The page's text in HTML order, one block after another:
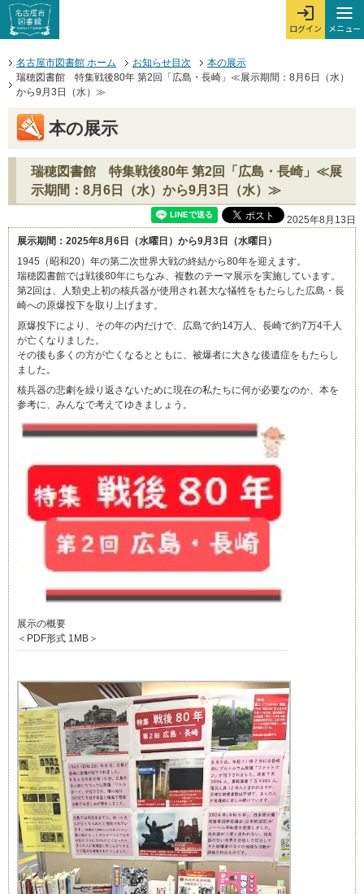
ページの先頭です。
本文へジャンプする。
ここからサイト内共通メニューです。
サイト内共通メニューをスキップする
ログイン
ログインを開
メニュー
メ
サイト内共通メニューここまで。
名古屋市図書館 ホーム
お知らせ目次
本の展示
瑞穂図書館 特集戦後80年 第2回「広島・長崎」≪展示期間：8月6日（水）
から9月3日（水）≫
本の展示
瑞穂図書館 特集戦後80年 第2回「広島・長崎」≪展
示期間：8月6日（水）から9月3日（水）≫
2025年8月13日
展示期間：2025年8月6日（水曜日）から9月3日（水曜日）
1945（昭和20）年の第二次世界大戦の終結から80年を迎えます。
瑞穂図書館では戦後80年にちなみ、複数のテーマ展示を実施しています。
第2回は、人類史上初の核兵器が使用され甚大な犠牲をもたらした広島・長
崎への原爆投下を取り上げます。
原爆投下により、その年の内だけで、広島で約14万人、長崎で約7万4千人
が亡くなりました。
その後も多くの方が亡くなるとともに、被爆者に大きな後遺症をもたらし
ました。
核兵器の悲劇を繰り返さないために現在の私たちに何が必要なのか、本を
参考に、みんなで考えてゆきましょう。
展示の概要
＜PDF形式 1MB＞